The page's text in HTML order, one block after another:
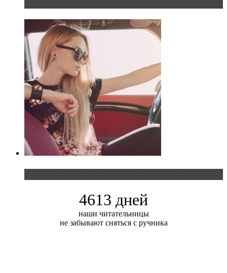
4613 дней
наши читательницы
не забывают сняться с ручника